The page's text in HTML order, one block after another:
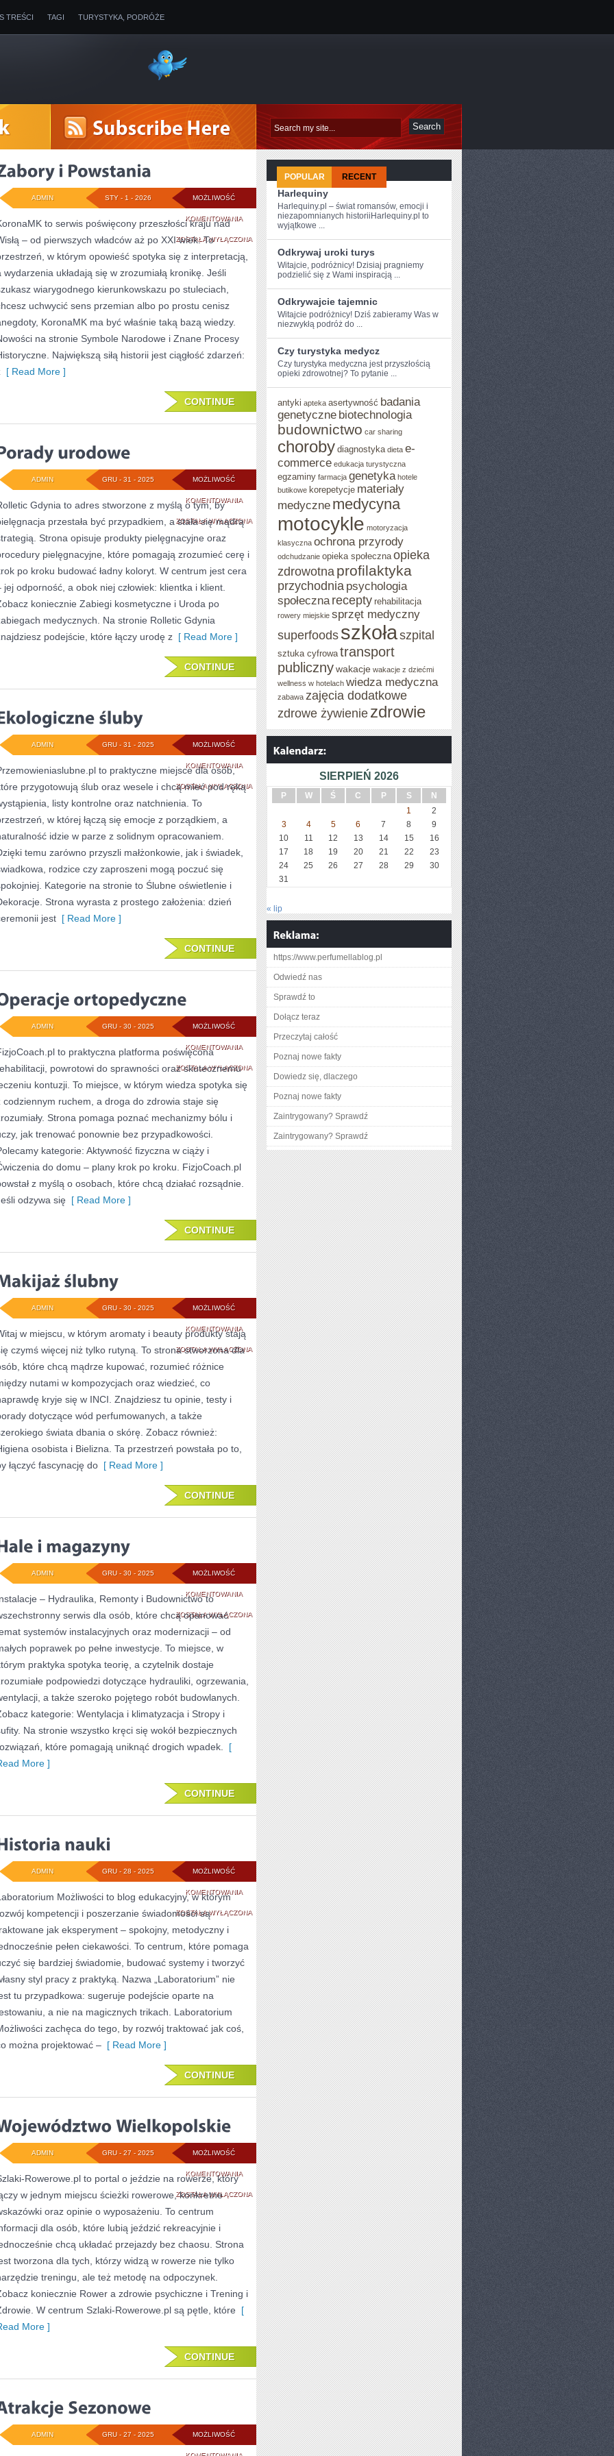
TREŚCI TAGI TURYSTYKA, PODRÓŻE
MOŻLIWOŚĆ
KOMENTOWANIAZABORY
I
POWSTANIA
ZOSTAŁA WYŁĄCZONA
STY - 1 - 2026
ADMIN
to serwis poświęcony przeszłości kraju nad
– od pierwszych władców aż po XXI wiek. To
w którym opowieść spotyka się z interpretacją,
wydarzenia układają się w zrozumiałą kronikę. Jeśli
wiarygodnego kierunkowskazu po stuleciach,
uchwycić sens przemian albo po prostu cenisz
KoronaMK ma być właśnie taką bazą wiedzy.
na stronie Symbole Narodowe i Znane Procesy
Największą siłą historii jest ciągłość zdarzeń:
[ Read More ]
CONTINUE
MOŻLIWOŚĆ
KOMENTOWANIAPORADY
URODOWE
ZOSTAŁA WYŁĄCZONA
GRU - 31 - 2025
ADMIN
Gdynia to adres stworzone z myślą o tym, by
przestała być przypadkiem, a stała się mądrą
Strona opisuje produkty pielęgnacyjne oraz
pielęgnacyjne, które pomagają zrozumieć cerę i
po kroku budować ładny koloryt. W centrum jest cera
jej odporność, a obok niej człowiek: klientka i klient.
koniecznie Zabiegi kosmetyczne i Uroda po
medycznych. Na stronie Rolletic Gdynia
podejście, które łączy urodę z [ Read More ]
CONTINUE
MOŻLIWOŚĆ
KOMENTOWANIAEKOLOGICZNE
ŚLUBY
ZOSTAŁA WYŁĄCZONA
GRU - 31 - 2025
ADMIN
to praktyczne miejsce dla osób,
przygotowują ślub oraz wesele i chcą mieć pod ręką
listy kontrolne oraz natchnienia. To
w której łączą się emocje z porządkiem, a
idzie w parze z solidnym opracowaniem.
temu zarówno przyszli małżonkowie, jak i świadek,
rodzice czy zaproszeni mogą poczuć się
Kategorie na stronie to Ślubne oświetlenie i
Strona wyrasta z prostego założenia: dzień
jest [ Read More ]
CONTINUE
MOŻLIWOŚĆ
KOMENTOWANIAOPERACJE
ORTOPEDYCZNE
ZOSTAŁA WYŁĄCZONA
GRU - 30 - 2025
ADMIN
to praktyczna platforma poświęcona
powrotowi do sprawności oraz skutecznemu
kontuzji. To miejsce, w którym wiedza spotyka się
codziennym ruchem, a droga do zdrowia staje się
Strona pomaga poznać mechanizmy bólu i
jak trenować ponownie bez przypadkowości.
kategorie: Aktywność fizyczna w ciąży i
do domu – plany krok po kroku. FizjoCoach.pl
z myślą o osobach, które chcą działać rozsądnie.
odzywa się [ Read More ]
CONTINUE
MOŻLIWOŚĆ
KOMENTOWANIAMAKIJAŻ
ŚLUBNY
ZOSTAŁA WYŁĄCZONA
GRU - 30 - 2025
ADMIN
w miejscu, w którym aromaty i beauty produkty stają
czymś więcej niż tylko rutyną. To strona stworzona dla
które chcą mądrze kupować, rozumieć różnice
nutami w kompozycjach oraz wiedzieć, co
kryje się w INCI. Znajdziesz tu opinie, testy i
dotyczące wód perfumowanych, a także
świata dbania o skórę. Zobacz również:
osobista i Bielizna. Ta przestrzeń powstała po to,
łączyć fascynację do [ Read More ]
CONTINUE
MOŻLIWOŚĆ
KOMENTOWANIAHALE
I
MAGAZYNY
ZOSTAŁA WYŁĄCZONA
GRU - 30 - 2025
ADMIN
– Hydraulika, Remonty i Budownictwo to
serwis dla osób, które chcą opanować
systemów instalacyjnych oraz modernizacji – od
poprawek po pełne inwestycje. To miejsce, w
praktyka spotyka teorię, a czytelnik dostaje
podpowiedzi dotyczące hydrauliki, ogrzewania,
a także szeroko pojętego robót budowlanych.
kategorie: Wentylacja i klimatyzacja i Stropy i
Na stronie wszystko kręci się wokół bezpiecznych
które pomagają uniknąć drogich wpadek.
[
More ]
CONTINUE
MOŻLIWOŚĆ
KOMENTOWANIAHISTORIA
NAUKI
ZOSTAŁA WYŁĄCZONA
GRU - 28 - 2025
ADMIN
Możliwości to blog edukacyjny, w którym
kompetencji i poszerzanie świadomości są
jak eksperyment – spokojny, metodyczny i
pełen ciekawości. To centrum, które pomaga
się bardziej świadomie, budować systemy i tworzyć
styl pracy z praktyką. Nazwa „Laboratorium” nie
tu przypadkowa: sugeruje podejście oparte na
a nie na magicznych trikach. Laboratorium
zachęca do tego, by rozwój traktować jak coś,
można projektować – [ Read More ]
CONTINUE
MOŻLIWOŚĆ
KOMENTOWANIAWOJEWÓDZTWO
WIELKOPOLSKIE
ZOSTAŁA WYŁĄCZONA
GRU - 27 - 2025
ADMIN
Rowerowe.pl to portal o jeździe na rowerze, który
w jednym miejscu ścieżki rowerowe, konkretne
oraz opinie o wyposażeniu. To centrum
dla osób, które lubią jeździć rekreacyjnie i
chcą układać przejazdy bez chaosu. Strona
tworzona dla tych, którzy widzą w rowerze nie tylko
treningu, ale też metodę na odpoczynek.
koniecznie Rower a zdrowie psychiczne i Trening i
W centrum Szlaki-Rowerowe.pl są pętle, które [
More ]
CONTINUE
MOŻLIWOŚĆ
ATRAKCJE
GRU - 27 - 2025
ADMIN
POPULAR RECENT
Harlequiny
Harlequiny.pl – świat romansów, emocji i
niezapomnianych historiiHarlequiny.pl to
wyjątkowe ...
Odkrywaj uroki turys
Witajcie, ⁣podróżnicy! Dzisiaj pragniemy
podzielić się z Wami inspiracją⁢ ...
Odkrywajcie tajemnic
Witajcie podróżnicy!⁢ Dziś ⁤zabieramy ⁢Was‍ w
niezwykłą podróż do ...
Czy turystyka medycz
Czy turystyka medyczna jest przyszłością
opieki zdrowotnej?⁣ To pytanie ...
antyki apteka asertywność badania
genetyczne biotechnologia
budownictwo car sharing
choroby diagnostyka dieta e-
commerce edukacja turystyczna
egzaminy farmacja genetyka hotele
butikowe korepetycje materiały
medyczne medycyna
motocykle motoryzacja
klasyczna ochrona przyrody
odchudzanie opieka społeczna opieka
zdrowotna profilaktyka
przychodnia psychologia
społeczna recepty rehabilitacja
rowery miejskie sprzęt medyczny
superfoods szkołaszpital
sztuka cyfrowa transport
publicznywakacje wakacje z dziećmi
wellness w hotelach wiedza medyczna
zabawa zajęcia dodatkowe
zdrowe żywienie zdrowie
SIERPIEŃ 2026
P W Ś C P S
N
1
2
3
4 5 6 7 8
9
10
11 12 13 14 15
16
17
18 19 20 21 22
23
24
25 26 27 28 29
30
31
« lip
https://www.perfumellablog.pl
Odwiedź nas
Sprawdź to
Dołącz teraz
Przeczytaj całość
Poznaj nowe fakty
Dowiedz się, dlaczego
Poznaj nowe fakty
Zaintrygowany? Sprawdź
Zaintrygowany? Sprawdź